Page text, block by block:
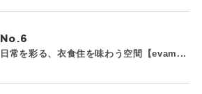
No.
日常を彩る、衣食住を味わう空間【evam...